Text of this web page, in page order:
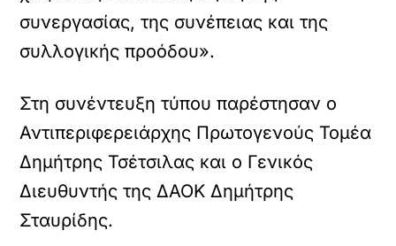
συνεργασίας, της συνέπειας και της
συλλογικής προόδου».
Στη συνέντευξη τύπου παρέστησαν ο
Αντιπεριφερειάρχης Πρωτογενούς Τομέα
Δημήτρης Τσέτσιλας και ο Γενικός
Διευθυντής της ΔΑΟΚ Δημήτρης
Σταυρίδης.